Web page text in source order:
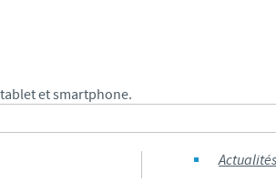
Netherlands
et smartphone.